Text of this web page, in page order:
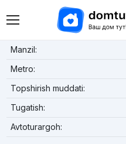
Manzil:
Metro:
Topshirish muddati:
Tugatish:
Avtoturargoh: